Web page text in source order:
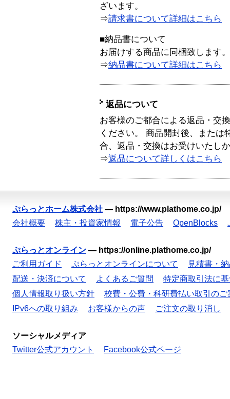
ざいます。
⇒請求書について詳細はこちら
■納品書について
お届けする商品に同梱致します。
⇒納品書について詳細はこちら
返品について
お客様のご都合による返品・交
ください。 商品開封後、または
合、返品・交換はお受けいたし
⇒返品について詳しくはこちら
ぷらっとホーム株式会社 — https://www.plathome.co.jp/
会社概要
株主・投資家情報 電子公告 OpenBlocks
ぷらっとオンライン — https://online.plathome.co.jp/
ご利用ガイド
ぷらっとオンラインについて
見積書・
配送・決済について
よくあるご質問
特定商取引法に
個人情報取り扱い方針
校費・公費・科研費払い取引のご
IPv6への取り組み
お客様からの声 ご注文の取り消し
ソーシャルメディア
Twitter公式アカウント
Facebook公式ページ